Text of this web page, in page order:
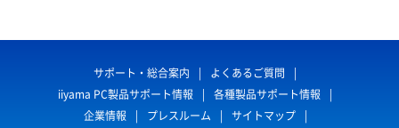
サポート・総合案内
よくあるご質問
iiyama PC製品サポート情報
各種製品サポート情報
企業情報
プレスルーム
サイトマップ